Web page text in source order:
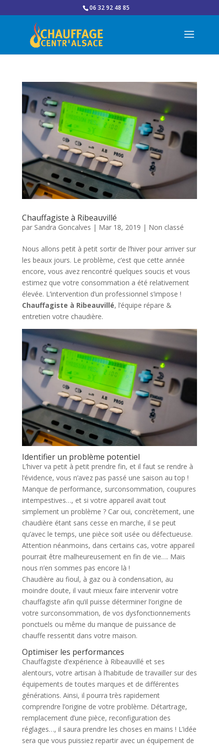
06 32 92 48 85
Chauffagiste à Ribeauvillé
par Sandra Goncalves | Mar 18, 2019 | Non classé
Nous allons petit à petit sortir de l’hiver pour arriver sur
les beaux jours. Le problème, c’est que cette année
encore, vous avez rencontré quelques soucis et vous
estimez que votre consommation a été relativement
élevée. L’intervention d’un professionnel s’impose !
Chauffagiste à Ribeauvillé, l’équipe répare &
entretien votre chaudière.
Identifier un problème potentiel
L’hiver va petit à petit prendre fin, et il faut se rendre à
l’évidence, vous n’avez pas passé une saison au top !
Manque de performance, surconsommation, coupures
intempestives…, et si votre appareil avait tout
simplement un problème ? Car oui, concrètement, une
chaudière étant sans cesse en marche, il se peut
qu’avec le temps, une pièce soit usée ou défectueuse.
Attention néanmoins, dans certains cas, votre appareil
pourrait être malheureusement en fin de vie…. Mais
nous n’en sommes pas encore là !
Chaudière au fioul, à gaz ou à condensation, au
moindre doute, il vaut mieux faire intervenir votre
chauffagiste afin qu’il puisse déterminer l’origine de
votre surconsommation, de vos dysfonctionnements
ponctuels ou même du manque de puissance de
chauffe ressentit dans votre maison.
Optimiser les performances
Chauffagiste d’expérience à Ribeauvillé et ses
alentours, votre artisan à l’habitude de travailler sur des
équipements de toutes marques et de différentes
générations. Ainsi, il pourra très rapidement
comprendre l’origine de votre problème. Détartrage,
remplacement d’une pièce, reconfiguration des
réglages…, il saura prendre les choses en mains ! L’idée
sera que vous puissiez repartir avec un équipement de